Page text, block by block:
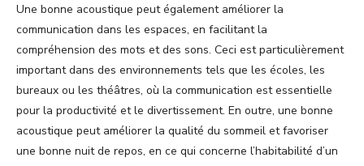
Une bonne acoustique peut également améliorer la
communication dans les espaces, en facilitant la
compréhension des mots et des sons. Ceci est particulièrement
important dans des environnements tels que les écoles, les
bureaux ou les théâtres, où la communication est essentielle
pour la productivité et le divertissement. En outre, une bonne
acoustique peut améliorer la qualité du sommeil et favoriser
une bonne nuit de repos, en ce qui concerne l’habitabilité d’un